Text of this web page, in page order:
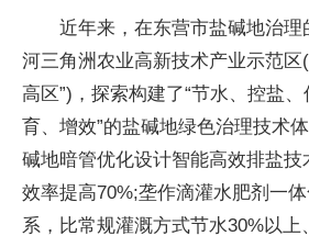
近年来，在东营市盐碱地治
河三角洲农业高新技术产业示范区
高区”)，探索构建了“节水、控盐
育、增效”的盐碱地绿色治理技术
碱地暗管优化设计智能高效排盐
效率提高70%;垄作滴灌水肥剂一
系，比常规灌溉方式节水30%以上